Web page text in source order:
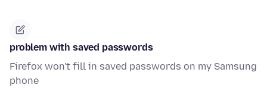
problem with saved passwords
Firefox won't fill in saved passwords on my Samsung
phone